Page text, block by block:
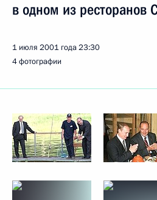
в одном из ресторанов
1 июля 2001 года23:30
4 фотографии